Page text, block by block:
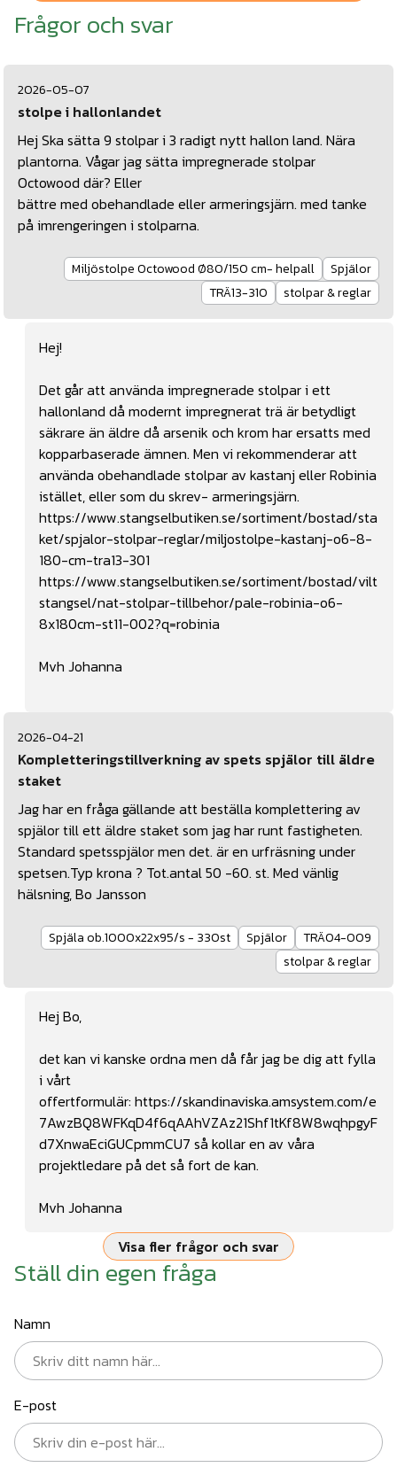
Frågor och svar
2026-05-07
stolpe i hallonlandet
Hej Ska sätta 9 stolpar i 3 radigt nytt hallon land. Nära
plantorna. Vågar jag sätta impregnerade stolpar
Octowood där? Eller
bättre med obehandlade eller armeringsjärn. med tanke
på imrengeringen i stolparna.
Miljöstolpe Octowood Ø80/150 cm- helpall
Spjälor
TRÄ13-310
stolpar & reglar
Hej!
Det går att använda impregnerade stolpar i ett
hallonland då modernt impregnerat trä är betydligt
säkrare än äldre då arsenik och krom har ersatts med
kopparbaserade ämnen. Men vi rekommenderar att
använda obehandlade stolpar av kastanj eller Robinia
istället, eller som du skrev- armeringsjärn.
https://www.stangselbutiken.se/sortiment/bostad/sta
ket/spjalor-stolpar-reglar/miljostolpe-kastanj-o6-8-
180-cm-tra13-301
https://www.stangselbutiken.se/sortiment/bostad/vilt
stangsel/nat-stolpar-tillbehor/pale-robinia-o6-
8x180cm-st11-002?q=robinia
Mvh Johanna
2026-04-21
Kompletteringstillverkning av spets spjälor till äldre
staket
Jag har en fråga gällande att beställa komplettering av
spjälor till ett äldre staket som jag har runt fastigheten.
Standard spetsspjälor men det. är en urfräsning under
spetsen.Typ krona ? Tot.antal 50 -60. st. Med vänlig
hälsning, Bo Jansson
Spjäla ob.1000x22x95/s - 330st Spjälor
TRÄ04-009
stolpar & reglar
Hej Bo,
det kan vi kanske ordna men då får jag be dig att fylla
i vårt
offertformulär: https://skandinaviska.amsystem.com/e
7AwzBQ8WFKqD4f6qAAhVZAz21Shf1tKf8W8wqhpgyF
d7XnwaEciGUCpmmCU7 så kollar en av våra
projektledare på det så fort de kan.
Mvh Johanna
Visa fler frågor och svar
Ställ din egen fråga
Namn
E-post